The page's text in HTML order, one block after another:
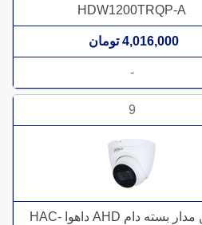
HDW1200TRQP-A
4,016,000 تومان
-
9
دوربین مدار بسته دام AHD داهوا HAC-